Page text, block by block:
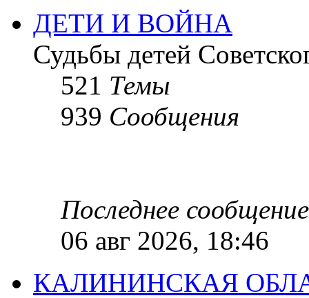
ДЕТИ И ВОЙНА
Судьбы детей
521 Темы
939 Сообщения
Последнее сообщение
06 авг 2026, 18:46
КАЛИНИНСКАЯ